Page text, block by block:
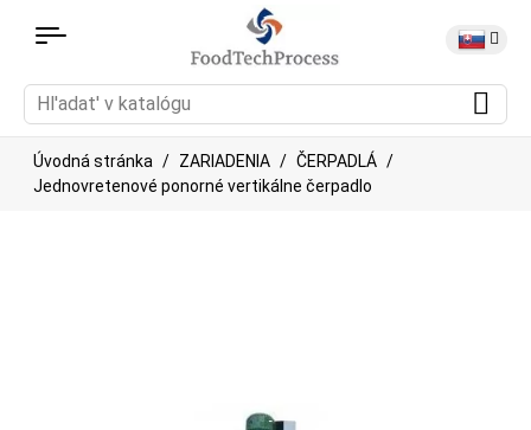
Úvodná stránka ZARIADENIA
ČERPADLÁ
Jednovretenové ponorné vertikálne čerpadlo